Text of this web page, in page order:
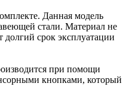
Данная модель
стали. Материал не
долгий срок эксплуатации
при помощи
кнопками, который